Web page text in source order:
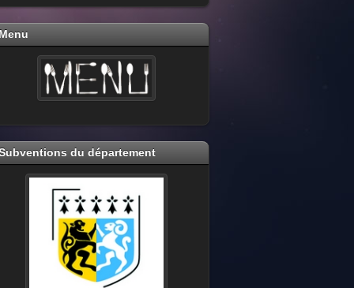
Menu
du département